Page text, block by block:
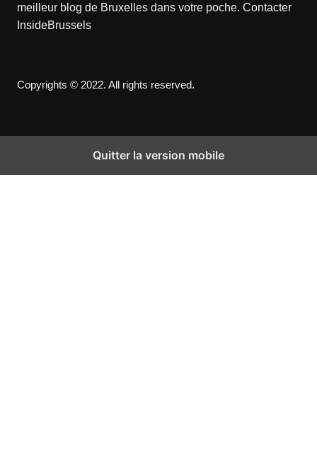
meilleur blog de Bruxelles dans votre poche. Contacter
InsideBrussels
Copyrights © 2022. All rights reserved.
Quitter la version mobile